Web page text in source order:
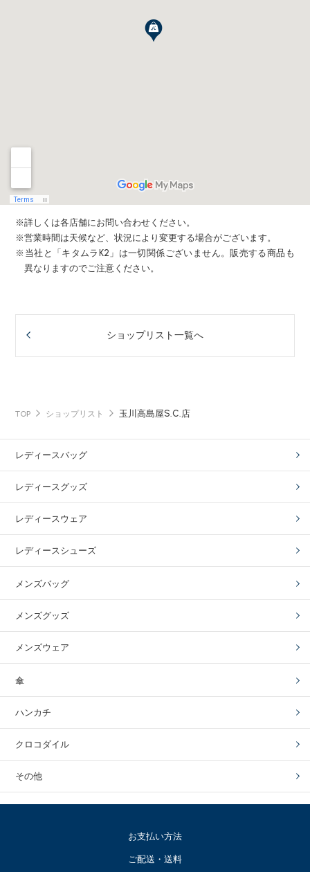
※詳しくは各店舗にお問い合わせください。
※営業時間は天候など、状況により変更する場合がございます。
※当社と「キタムラK2」は一切関係ございません。販売する商品も
異なりますのでご注意ください。
ショップリスト一覧へ
TOP ショップリスト 玉川高島屋S.C.店
レディースバッグ
レディースグッズ
レディースウェア
レディースシューズ
メンズバッグ
メンズグッズ
メンズウェア
傘
ハンカチ
クロコダイル
その他
お支払い方法
ご配送・送料